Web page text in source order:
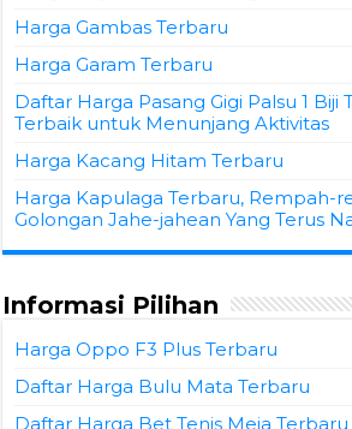
Harga Gambas Terbaru
Harga Garam Terbaru
Daftar Harga Pasang Gigi Palsu 1 Biji
Terbaik untuk Menunjang Aktivitas
Harga Kacang Hitam Terbaru
Harga Kapulaga Terbaru, Rempah-
Golongan Jahe-jahean Yang Terus
Informasi Pilihan
Harga Oppo F3 Plus Terbaru
Daftar Harga Bulu Mata Terbaru
Daftar Harga Bet Tenis Meja Terbaru